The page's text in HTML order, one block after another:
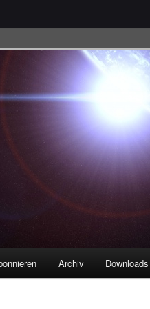
Archiv Downloads